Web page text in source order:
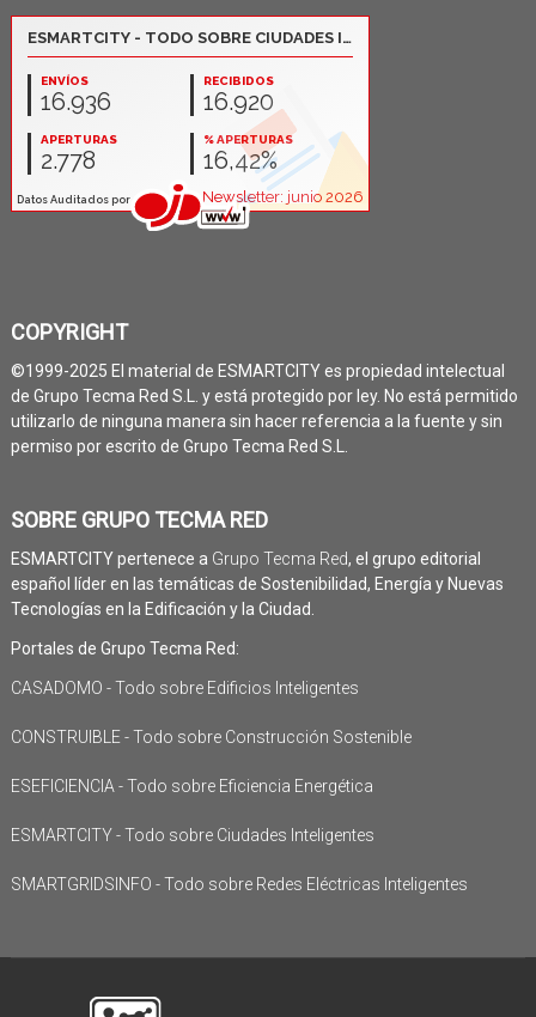
COPYRIGHT
©1999-2025 El material de ESMARTCITY es propiedad intelectual
de Grupo Tecma Red S.L. y está protegido por ley. No está permitido
utilizarlo de ninguna manera sin hacer referencia a la fuente y sin
permiso por escrito de Grupo Tecma Red S.L.
SOBRE GRUPO TECMA RED
ESMARTCITY pertenece a Grupo Tecma Red, el grupo editorial
español líder en las temáticas de Sostenibilidad, Energía y Nuevas
Tecnologías en la Edificación y la Ciudad.
Portales de Grupo Tecma Red:
CASADOMO - Todo sobre Edificios Inteligentes
CONSTRUIBLE - Todo sobre Construcción Sostenible
ESEFICIENCIA - Todo sobre Eficiencia Energética
ESMARTCITY - Todo sobre Ciudades Inteligentes
SMARTGRIDSINFO - Todo sobre Redes Eléctricas Inteligentes